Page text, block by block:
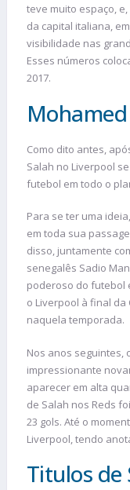
teve muito espaço,
da capital italiana,
visibilidade nas
Esses números
2017.
Como dito antes,
Salah no Liverpool
futebol em todo o
Para se ter uma
em toda sua
disso, juntamente
senegalês Sadio
poderoso do futebol
o Liverpool à final da
naquela temporada.
Nos anos seguintes,
impressionante
aparecer em alta
de Salah nos Reds
23 gols. Até o
Liverpool, tendo
Titulos de